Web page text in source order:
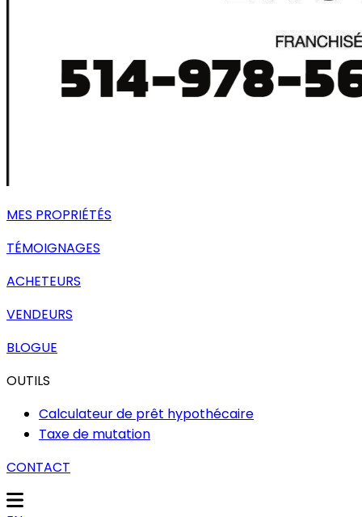
MES PROPRIÉTÉS
TÉMOIGNAGES
ACHETEURS
VENDEURS
BLOGUE
OUTILS
Calculateur de prêt hypothécaire
Taxe de mutation
CONTACT